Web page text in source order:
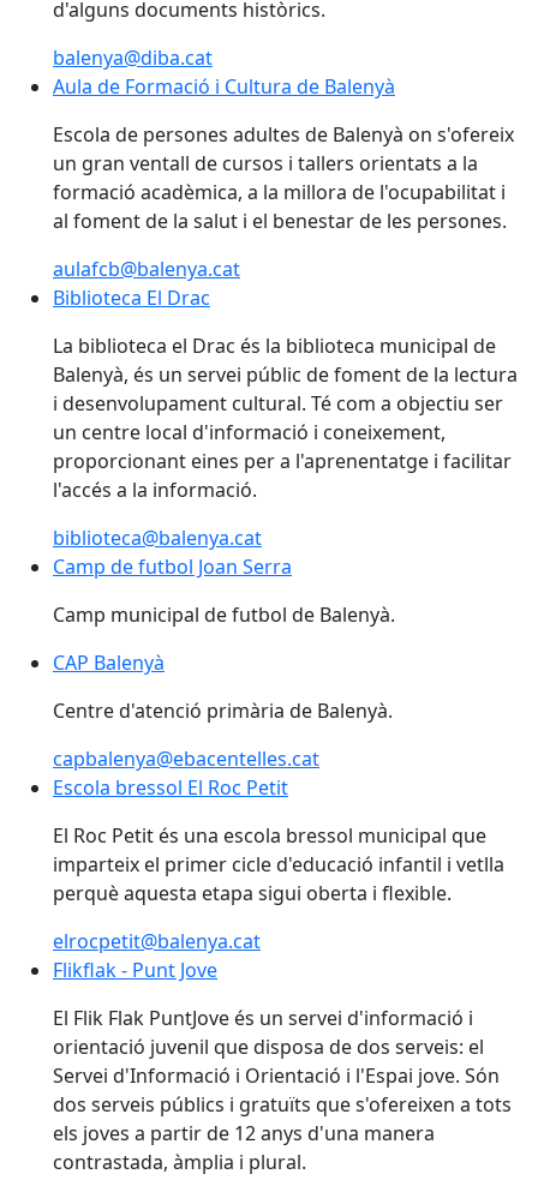
d'alguns documents històrics.
balenya@diba.cat
Aula de Formació i Cultura de Balenyà
Aula de Formació i Cultura de Balenyà
Escola de persones adultes de Balenyà on s'ofereix
un gran ventall de cursos i tallers orientats a la
formació acadèmica, a la millora de l'ocupabilitat i
al foment de la salut i el benestar de les persones.
aulafcb@balenya.cat
Biblioteca El Drac
Biblioteca El Drac
La biblioteca el Drac és la biblioteca municipal de
Balenyà, és un servei públic de foment de la lectura
i desenvolupament cultural. Té com a objectiu ser
un centre local d'informació i coneixement,
proporcionant eines per a l'aprenentatge i facilitar
l'accés a la informació.
biblioteca@balenya.cat
Camp de futbol Joan Serra
Camp de futbol Joan Serra
Camp municipal de futbol de Balenyà.
CAP Balenyà
CAP Balenyà
Centre d'atenció primària de Balenyà.
capbalenya@ebacentelles.cat
Escola bressol El Roc Petit
Escola bressol El Roc Petit
El Roc Petit és una escola bressol municipal que
imparteix el primer cicle d'educació infantil i vetlla
perquè aquesta etapa sigui oberta i flexible.
elrocpetit@balenya.cat
Flikflak - Punt Jove
Flikflak - Punt Jove
El Flik Flak PuntJove és un servei d'informació i
orientació juvenil que disposa de dos serveis: el
Servei d'Informació i Orientació i l'Espai jove. Són
dos serveis públics i gratuïts que s'ofereixen a tots
els joves a partir de 12 anys d'una manera
contrastada, àmplia i plural.